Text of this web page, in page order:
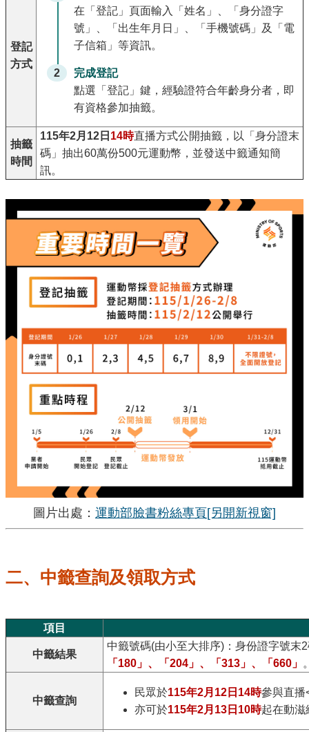
登記
方式
在「登記」頁面輸入「姓名」、「身分證字
號」、「出生年月日」、「手機號碼」及「電
子信箱」等資訊。
2
完成登記
點選「登記」鍵，經驗證符合年齡身分者，即
有資格參加抽籤。
抽籤
時間
115年2月12日 14時直播方式公開抽籤，以「身分證末
碼」抽出60萬份500元運動幣，並發送中籤通知簡
訊。
圖片出處： 運動部臉書粉絲專頁[另開新視窗]
二、中籤查詢及領取方式
項目
中籤結果
中籤號碼(由小至大排序)：身份證字號末
「180」、「204」、「313」、「660」
中籤查詢
民眾於115年2月12日14時參與直播
亦可於115年2月13日10時起在動滋